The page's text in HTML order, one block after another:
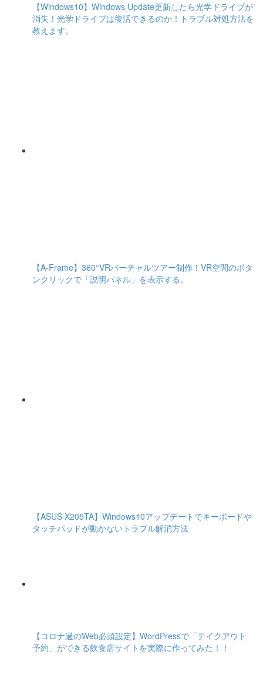
【Windows10】Windows Update更新したら光学ドライブが
消失！光学ドライブは復活できるのか！トラブル対処方法を
教えます。
【A-Frame】360°VRバーチャルツアー制作！VR空間のボタ
ンクリックで「説明パネル」を表示する。
【ASUS X205TA】Windows10アップデートでキーボードや
タッチパッドが動かないトラブル解消方法
【コロナ過のWeb必須設定】WordPressで「テイクアウト
予約」ができる飲食店サイトを実際に作ってみた！！